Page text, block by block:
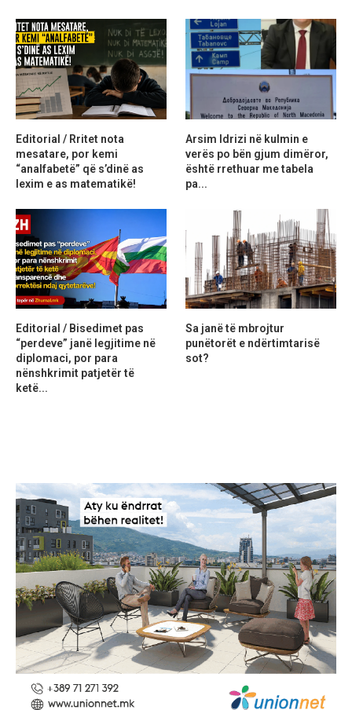
Editorial / Rritet nota
mesatare, por kemi
“analfabetë” që s’dinë as
lexim e as matematikë!
Arsim Idrizi në kulmin e
verës po bën gjum dimëror,
është rrethuar me tabela
pa...
Editorial / Bisedimet pas
“perdeve” janë legjitime në
diplomaci, por para
nënshkrimit patjetër të
ketë...
Sa janë të mbrojtur
punëtorët e ndërtimtarisë
sot?